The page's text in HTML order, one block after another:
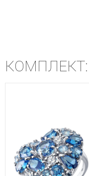
КОМПЛЕКТ: